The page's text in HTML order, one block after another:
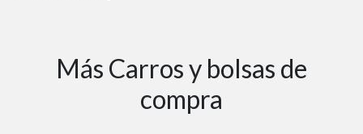
Más Carros y bolsas de
compra